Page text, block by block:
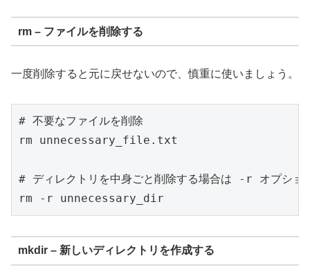
rm – ファイルを削除する
一度削除すると元に戻せないので、慎重に使いましょう。
# 不要なファイルを削除
rm unnecessary_file.txt
# ディレクトリを中身ごと削除する場合は -r オプショ
mkdir – 新しいディレクトリを作成する